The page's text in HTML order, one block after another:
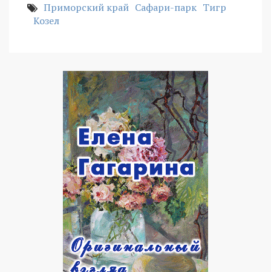
Приморский край Сафари-парк Тигр
Козел